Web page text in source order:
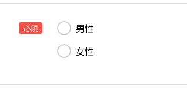
必須
男性
女性